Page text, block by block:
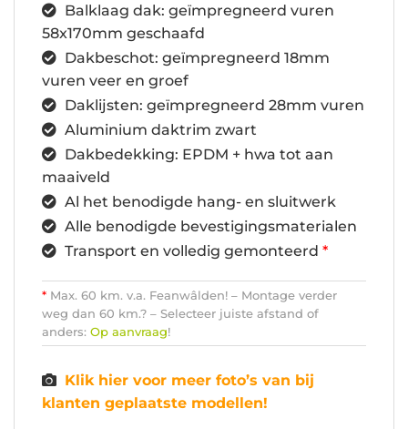
Balklaag dak: geïmpregneerd vuren
58x170mm geschaafd
Dakbeschot: geïmpregneerd 18mm
vuren veer en groef
Daklijsten: geïmpregneerd 28mm vuren
Aluminium daktrim zwart
Dakbedekking: EPDM + hwa tot aan
maaiveld
Al het benodigde hang- en sluitwerk
Alle benodigde bevestigingsmaterialen
Transport en volledig gemonteerd *
* Max. 60 km. v.a. Feanwâlden! – Montage verder
weg dan 60 km.? – Selecteer juiste afstand of
anders: Op aanvraag!
Klik hier voor meer foto’s van bij
klanten geplaatste modellen!